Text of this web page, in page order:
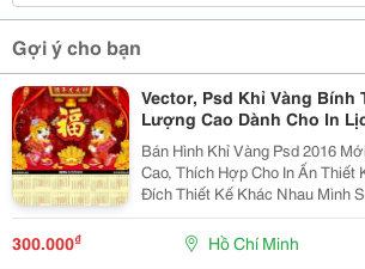
Gợi ý cho bạn
Vector, Psd Khỉ Vàng Bính
Lượng Cao Dành Cho In
Bán Hình Khỉ Vàng Psd 2016
Cao, Thích Hợp Cho In Ấn Thiết
Đích Thiết Kế Khác Nhau Mình Sẽ Gởi File Qua Mail
Hoặc Giao Đĩa Tận Nơi
Http://Thuviendohoa.com.vn/
Có Nhu Cầu Thì Mì
300.000₫ Hồ Chí Minh